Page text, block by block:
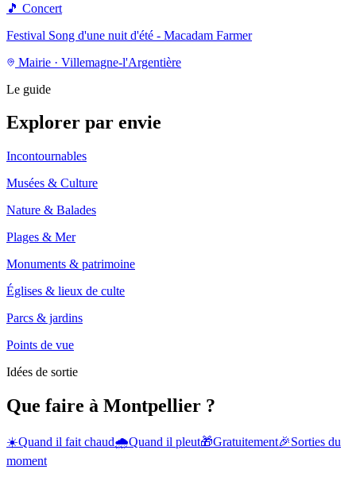
🎵 Concert
Festival Song d'une nuit d'été - Macadam Farmer
Mairie · Villemagne-l'Argentière
Le guide
Explorer par envie
Incontournables
Musées & Culture
Nature & Balades
Plages & Mer
Monuments & patrimoine
Églises & lieux de culte
Parcs & jardins
Points de vue
Idées de sortie
Que faire à Montpellier ?
☀️Quand il fait chaud🌧️Quand il pleut🎁Gratuitement🎉Sorties du
moment